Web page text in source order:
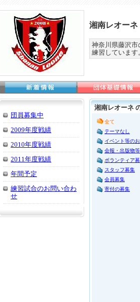
湘南レオーネ
神奈川県藤沢
練習しています
団員募集中
2009年度戦績
2010年度戦績
2011年度戦績
年間予定
練習試合のお問い合わ
せ
湘南レオーネ
全て
テーマなし
イベント等の
会報・出版物
ボランティア
スタッフ募集
会員募集
寄付の募集